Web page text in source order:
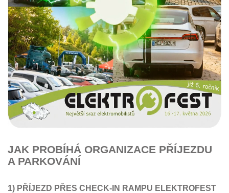
JAK PROBÍHÁ ORGANIZACE PŘÍJEZDU
A PARKOVÁNÍ
1) PŘÍJEZD PŘES CHECK-IN RAMPU ELEKTROFEST